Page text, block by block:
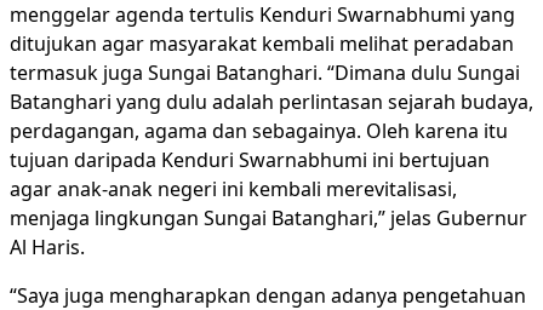
menggelar agenda tertulis Kenduri Swarnabhumi yang
ditujukan agar masyarakat kembali melihat peradaban
termasuk juga Sungai Batanghari. “Dimana dulu Sungai
Batanghari yang dulu adalah perlintasan sejarah budaya,
perdagangan, agama dan sebagainya. Oleh karena itu
tujuan daripada Kenduri Swarnabhumi ini bertujuan
agar anak-anak negeri ini kembali merevitalisasi,
menjaga lingkungan Sungai Batanghari,” jelas Gubernur
Al Haris.
“Saya juga mengharapkan dengan adanya pengetahuan